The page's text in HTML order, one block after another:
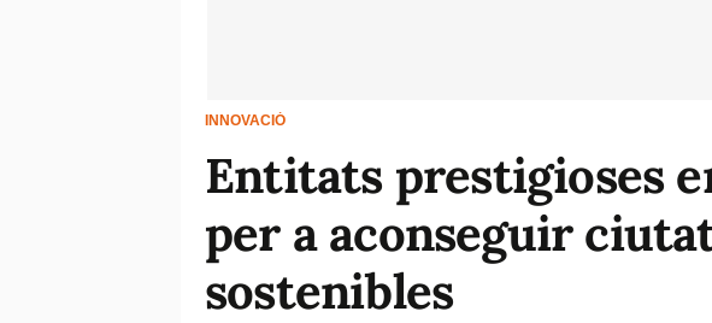
INNOVACIÓ
Entitats prestigioses
per a aconseguir
sostenibles